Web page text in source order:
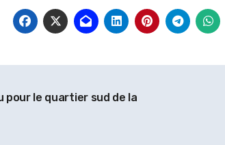
pour le quartier sud de la